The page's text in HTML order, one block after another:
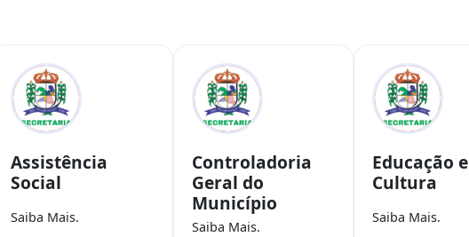
Assistência
Social
Saiba Mais.
Controladoria
Geral do
Município
Saiba Mais.
Educação e
Cultura
Saiba Mais.